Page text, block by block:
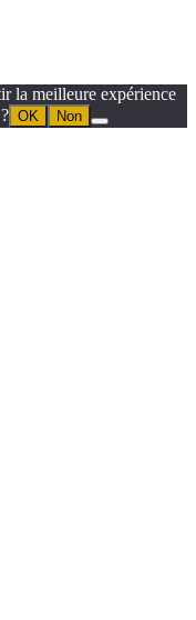
la meilleure expérience
OK Non